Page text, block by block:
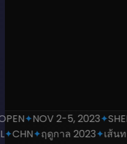
✦NOV 2-5, 2023✦
CHN✦ฤดูกาล 2023✦เส้นทา